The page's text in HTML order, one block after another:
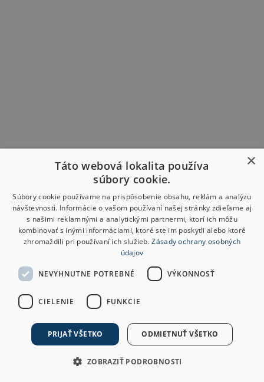
×
Táto webová lokalita používa
súbory cookie.
Súbory cookie používame na prispôsobenie obsahu, reklám a analýzu
návštevnosti. Informácie o vašom používaní našej stránky zdieľame aj
s našimi reklamnými a analytickými partnermi, ktorí ich môžu
kombinovať s inými informáciami, ktoré ste im poskytli alebo ktoré
zhromaždili pri používaní ich služieb.Zásady ochrany osobných
údajov
NEVYHNUTNE POTREBNÉ VÝKONNOSŤ
CIELENIE FUNKCIE
PRIJAŤ VŠETKO ODMIETNUŤ VŠETKO
ZOBRAZIŤ PODROBNOSTI